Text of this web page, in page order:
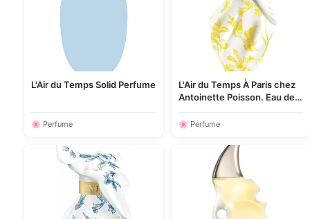
L'Air du Temps Solid Perfume
🌸 Perfume
L'Air du Temps À Paris chez
Antoinette Poisson. Eau de
🌸 Perfume